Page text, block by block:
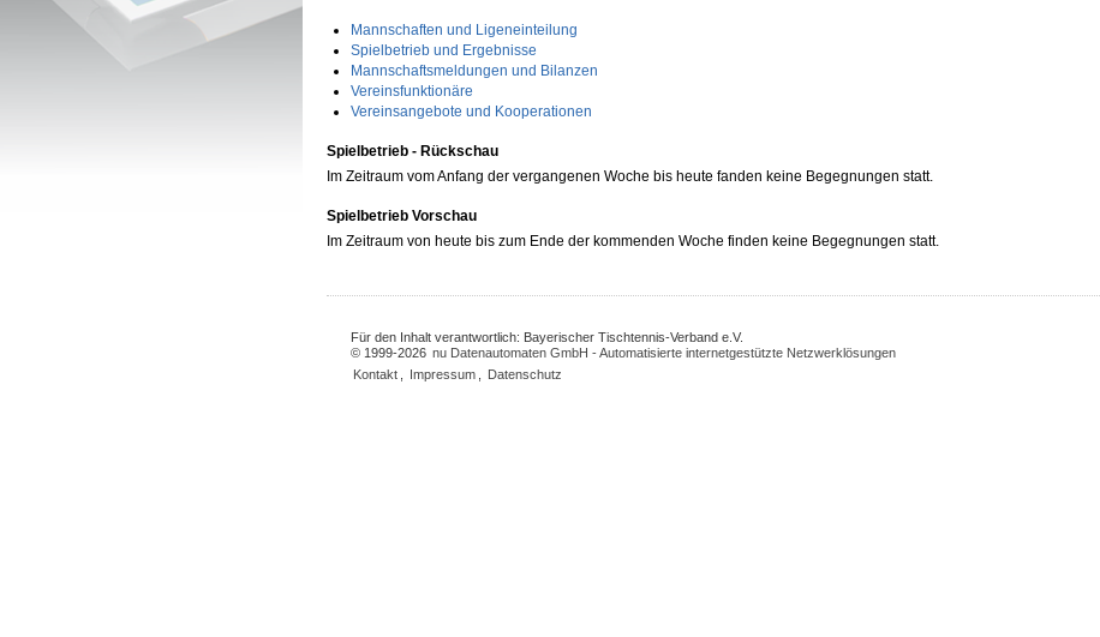
Mannschaften und Ligeneinteilung
Spielbetrieb und Ergebnisse
Mannschaftsmeldungen und Bilanzen
Vereinsfunktionäre
Vereinsangebote und Kooperationen
Spielbetrieb - Rückschau
Im Zeitraum vom Anfang der vergangenen Woche bis heute fanden keine Begegnungen statt.
Spielbetrieb Vorschau
Im Zeitraum von heute bis zum Ende der kommenden Woche finden keine Begegnungen statt.
Für den Inhalt verantwortlich: Bayerischer Tischtennis-Verband e.V.
© 1999-2026 nu Datenautomaten GmbH - Automatisierte internetgestützte Netzwerklösungen
Kontakt
Impressum Datenschutz